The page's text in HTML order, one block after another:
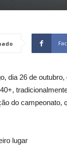
dia 26 de
do campeonato,
lugar